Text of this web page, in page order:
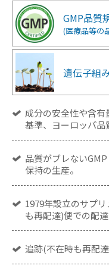
GMP品質
(医療品等の
遺伝子組
成分の安全性や含
基準、ヨーロッパ品
品質がブレない
保持の生産。
1979年設立のサプ
も再配達)便での配達
追跡(不在時も再配